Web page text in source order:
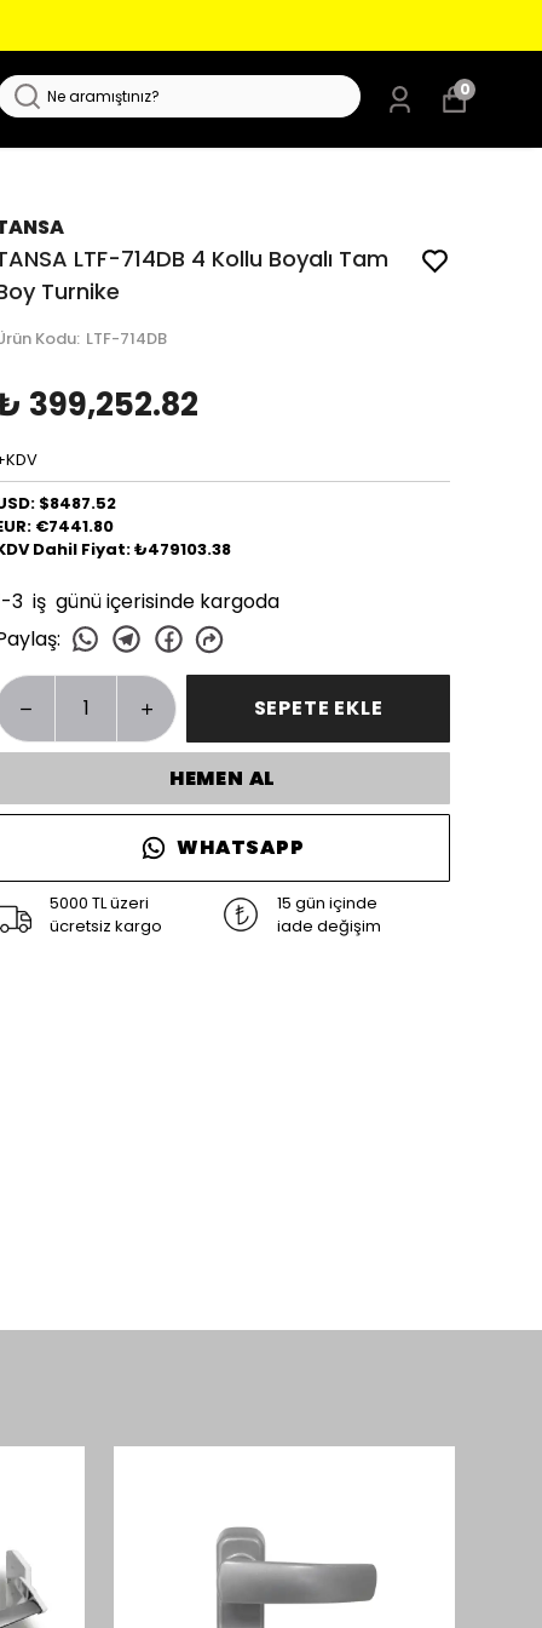
0
LTF-714DB 4 Kollu Boyalı Tam
Turnike
Kodu: LTF-714DB
399,252.82
$8487.52
€7441.80
Dahil Fiyat: ₺479103.38
3 iş günü içerisinde kargoda
:
SEPETE EKLE
HEMEN AL
WHATSAPP
5000 TL üzeri
ücretsiz kargo
15 gün içinde
iade değişim